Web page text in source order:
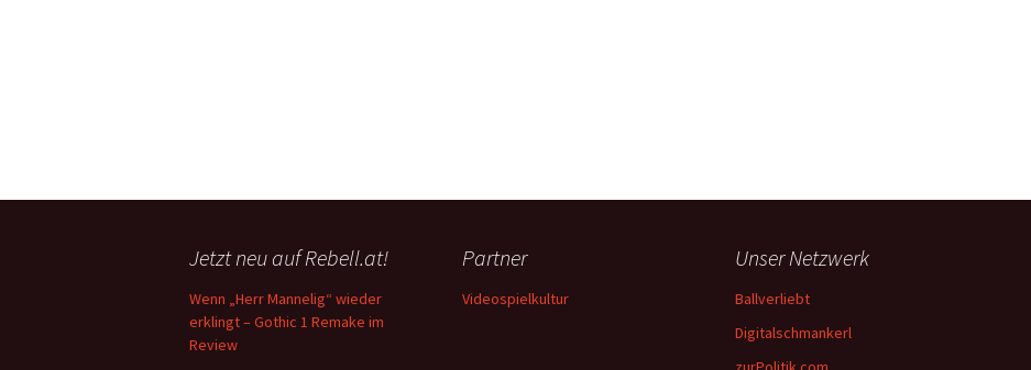
Jetzt neu auf Rebell.at!
Wenn „Herr Mannelig“ wieder
erklingt – Gothic 1 Remake im
Review
Partner
Videospielkultur
Unser Netzwerk
Ballverliebt
Digitalschmankerl